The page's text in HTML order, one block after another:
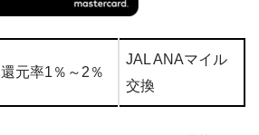
還元率1％～2％
JAL ANAマイル
交換